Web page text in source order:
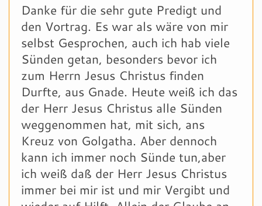
Danke für die sehr gute Predigt und
den Vortrag. Es war als wäre von mir
selbst Gesprochen, auch ich hab viele
Sünden getan, besonders bevor ich
zum Herrn Jesus Christus finden
Durfte, aus Gnade. Heute weiß ich das
der Herr Jesus Christus alle Sünden
weggenommen hat, mit sich, ans
Kreuz von Golgatha. Aber dennoch
kann ich immer noch Sünde tun,aber
ich weiß daß der Herr Jesus Christus
immer bei mir ist und mir Vergibt und